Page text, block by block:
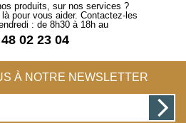
produits, sur nos services ?
pour vous aider. Contactez-les
: de 8h30 à 18h au
02 23 04
À NOTRE NEWSLETTER